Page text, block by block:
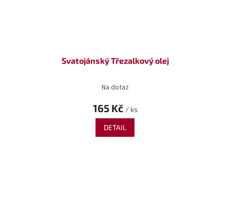
Svatojánský Třezalkový olej
Na dotaz
165 Kč / ks
DETAIL